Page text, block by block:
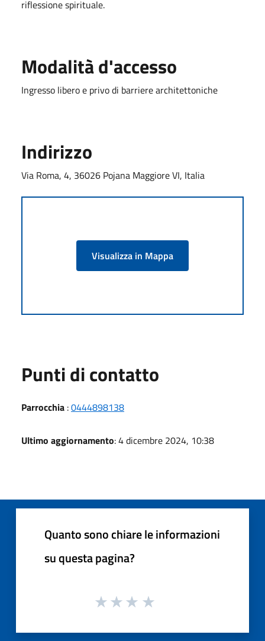
riflessione spirituale.
Modalità d'accesso
Ingresso libero e privo di barriere architettoniche
Indirizzo
Via Roma, 4, 36026 Pojana Maggiore VI, Italia
Visualizza in Mappa
Punti di contatto
Parrocchia :0444898138
Ultimo aggiornamento: 4 dicembre 2024, 10:38
Quanto sono chiare le informazioni
su questa pagina?